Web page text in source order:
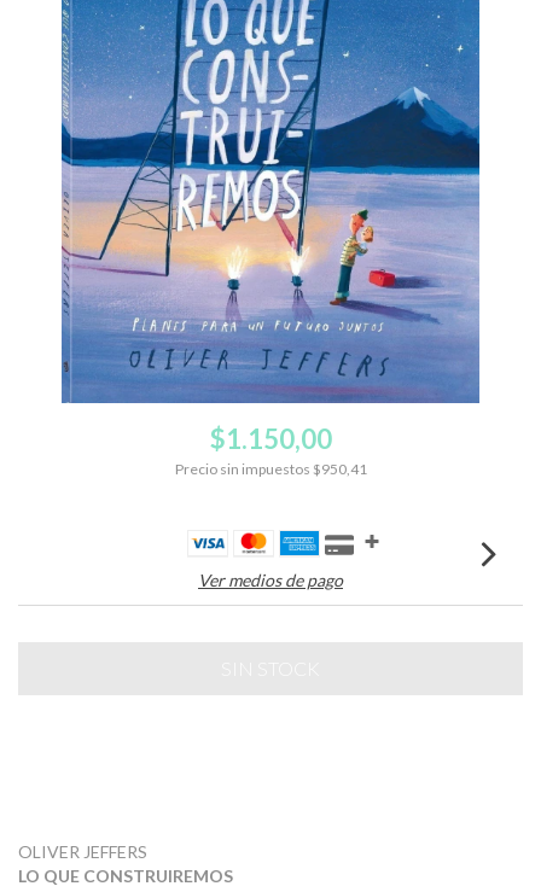
$1.150,00
Precio sin impuestos $950,41
Ver medios de pago
OLIVER JEFFERS
LO QUE CONSTRUIREMOS